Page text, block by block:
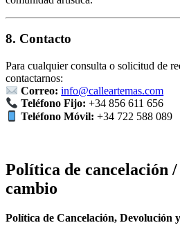
8. Contacto
Para cualquier consulta o solicitud de
contactarnos:
Correo: info@calleartemas.com
Teléfono Fijo: +34 856 611 656
Teléfono Móvil: +34 722 588 089
Política de cancelación
cambio
Política de Cancelación, Devolución